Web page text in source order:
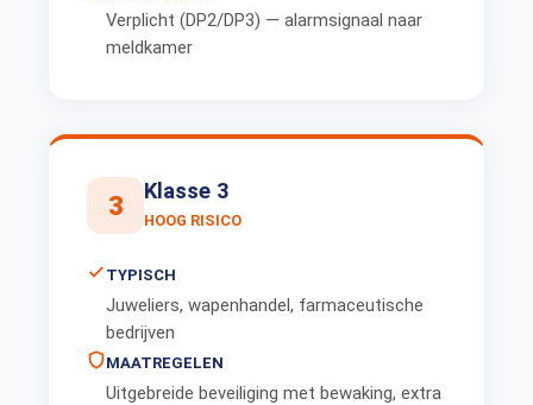
Verplicht (DP2/DP3) — alarmsignaal naar
meldkamer
3 Klasse 3
HOOG RISICO
TYPISCH
Juweliers, wapenhandel, farmaceutische
bedrijven
MAATREGELEN
Uitgebreide beveiliging met bewaking, extra